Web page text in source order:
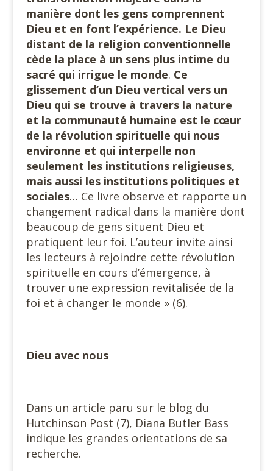
manière dont les gens comprennent
Dieu et en font l’expérience. Le Dieu
distant de la religion conventionnelle
cède la place à un sens plus intime du
sacré qui irrigue le monde. Ce
glissement d’un Dieu vertical vers un
Dieu qui se trouve à travers la nature
et la communauté humaine est le cœur
de la révolution spirituelle qui nous
environne et qui interpelle non
seulement les institutions religieuses,
mais aussi les institutions politiques et
sociales… Ce livre observe et rapporte un
changement radical dans la manière dont
beaucoup de gens situent Dieu et
pratiquent leur foi. L’auteur invite ainsi
les lecteurs à rejoindre cette révolution
spirituelle en cours d’émergence, à
trouver une expression revitalisée de la
foi et à changer le monde » (6).
Dieu avec nous
Dans un article paru sur le blog du
Hutchinson Post (7), Diana Butler Bass
indique les grandes orientations de sa
recherche.